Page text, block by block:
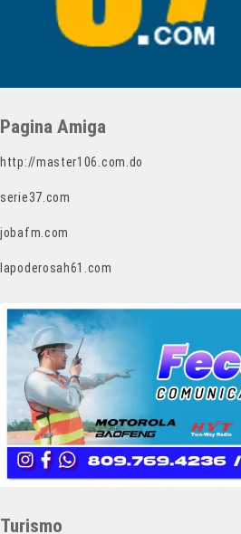
Pagina Amiga
http://master106.com.do
serie37.com
jobafm.com
lapoderosah61.com
Turismo